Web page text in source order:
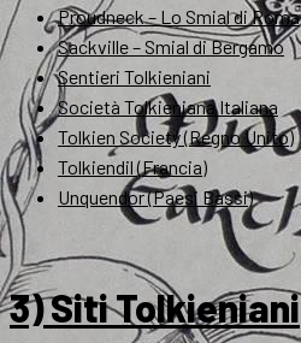
Proudneck – Lo Smial di Roma
Sackville – Smial di Bergamo
Sentieri Tolkieniani
Società Tolkieniana Italiana
Tolkien Society (Regno Unito)
Tolkiendil (Francia)
Unquendor (Paesi Bassi)
3) Siti Tolkieniani